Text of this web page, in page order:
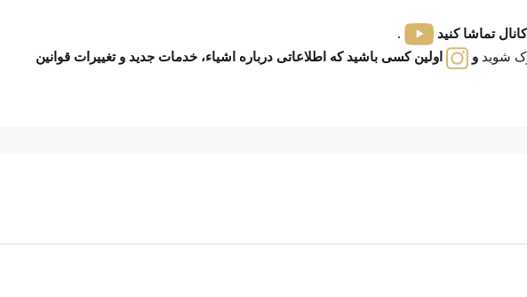
تماشا کنید
.
شوید و
اولین کسی باشید که اطلاعاتی درباره اشیاء، خدمات جدید و تغییرات قوانین